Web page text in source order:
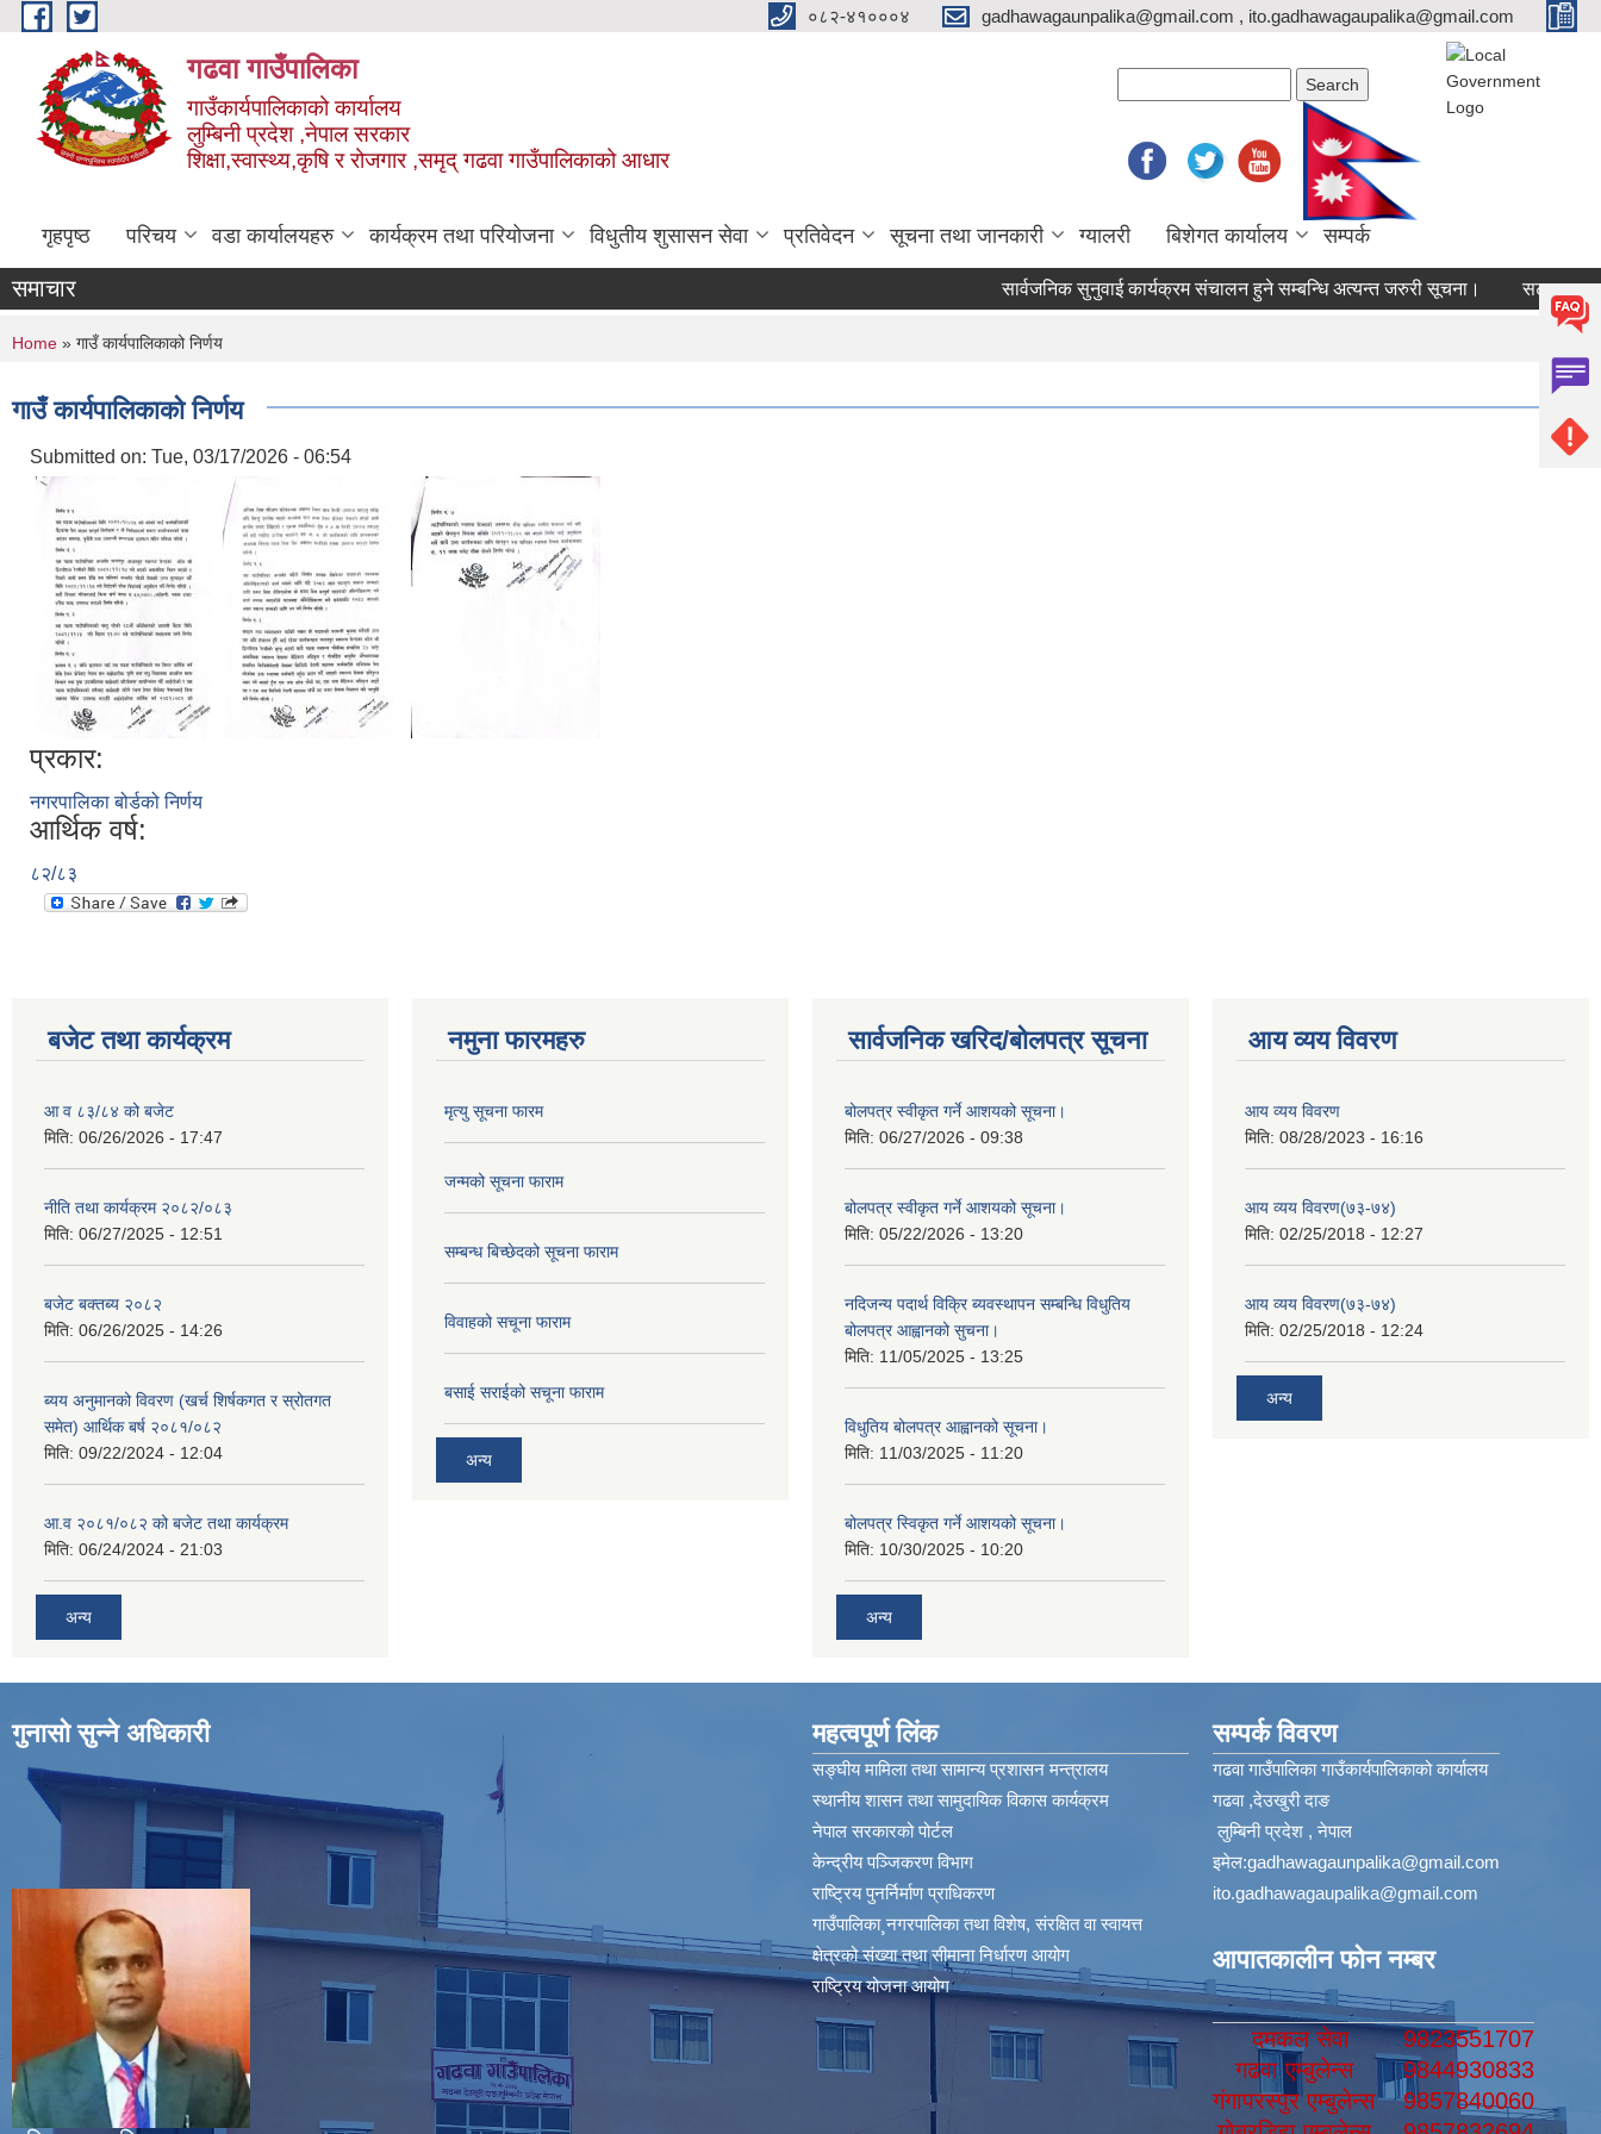
Skip to main content ०८२-४१०००४ gadhawagaunpalika@gmail.com , ito.gadhawagaupalika@gmail.com
गढवा गाउँपालिका
गाउँकार्यपालिकाको कार्यालय
लुम्बिनी प्रदेश ,नेपाल सरकार
शिक्षा,स्वास्थ्य,कृषि र रोजगार ,समृद् गढवा गाउँपालिकाको आधार
गृहपृष्ठ परिचय वडा कार्यालयहरु कार्यक्रम तथा परियोजना विधुतीय शुसासन सेवा प्रतिवेदन सूचना तथा जानकारी ग्यालरी बिशेगत कार्यालय सम्पर्क
समाचार सार्वजनिक सुनुवाई कार्यक्रम संचालन हुने सम्बन्धि अत्यन्त जरुरी सूचना। सटर भाडामा
You are here
Home » गाउँ कार्यपालिकाको निर्णय
गाउँ कार्यपालिकाको निर्णय
Submitted on: Tue, 03/17/2026 - 06:54
प्रकार:
नगरपालिका बोर्डको निर्णय
आर्थिक वर्ष:
८२/८३
बजेट तथा कार्यक्रम
आ व ८३/८४ को बजेट
मिति: 06/26/2026 - 17:47
नीति तथा कार्यक्रम २०८२/०८३
मिति: 06/27/2025 - 12:51
बजेट बक्तब्य २०८२
मिति: 06/26/2025 - 14:26
ब्यय अनुमानको विवरण (खर्च शिर्षकगत र स्रोतगत
समेत) आर्थिक बर्ष २०८१/०८२
मिति: 09/22/2024 - 12:04
आ.व २०८१/०८२ को बजेट तथा कार्यक्रम
मिति: 06/24/2024 - 21:03
अन्य
नमुना फारमहरु
मृत्यु सूचना फारम
जन्मको सूचना फाराम
सम्बन्ध बिच्छेदको सूचना फाराम
विवाहको सचूना फाराम
बसाई सराईको सचूना फाराम
अन्य
सार्वजनिक खरिद/बोलपत्र सूचना
बोलपत्र स्वीकृत गर्ने आशयको सूचना।
मिति: 06/27/2026 - 09:38
बोलपत्र स्वीकृत गर्ने आशयको सूचना।
मिति: 05/22/2026 - 13:20
नदिजन्य पदार्थ विक्रि ब्यवस्थापन सम्बन्धि विधुतिय
बोलपत्र आह्वानको सुचना।
मिति: 11/05/2025 - 13:25
विधुतिय बोलपत्र आह्वानको सूचना।
मिति: 11/03/2025 - 11:20
बोलपत्र स्विकृत गर्ने आशयको सूचना।
मिति: 10/30/2025 - 10:20
अन्य
आय व्यय विवरण
आय व्यय विवरण
मिति: 08/28/2023 - 16:16
आय व्यय विवरण(७३-७४)
मिति: 02/25/2018 - 12:27
आय व्यय विवरण(७३-७४)
मिति: 02/25/2018 - 12:24
अन्य
गुनासो सुन्ने अधिकारी महत्वपूर्ण लिंक
सङ्घीय मामिला तथा सामान्य प्रशासन मन्त्रालय
स्थानीय शासन तथा सामुदायिक विकास कार्यक्रम
नेपाल सरकारको पोर्टल
केन्द्रीय पञ्जिकरण विभाग
राष्ट्रिय पुनर्निर्माण प्राधिकरण
गाउँपालिका¸नगरपालिका तथा विशेष, संरक्षित वा स्वायत्त
क्षेत्रको संख्या तथा सीमाना निर्धारण आयोग​
राष्ट्रिय योजना आयोग
सम्पर्क विवरण
गढवा गाउँपालिका गाउँकार्यपालिकाको कार्यालय
गढवा ,देउखुरी दाङ
लुम्बिनी प्रदेश , नेपाल
इमेल:gadhawagaunpalika@gmail.com
ito.gadhawagaupalika@gmail.com
आपातकालीन फोन नम्बर
दमकल सेवा
9823551707
गढवा एम्बुलेन्स
9844930833
गंगापरस्पुर एम्बुलेन्स9857840060